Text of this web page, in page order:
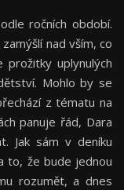
ročních období.
nad vším, co
prožitky uplynulých
Mohlo by se
z tématu na
panuje řád, Dara
Jak sám v deníku
to, že bude jednou
rozumět, a dnes